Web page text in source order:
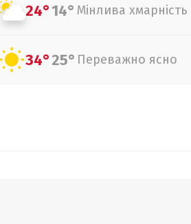
24°14° Мінлива хмарність
34°25° Переважно ясно